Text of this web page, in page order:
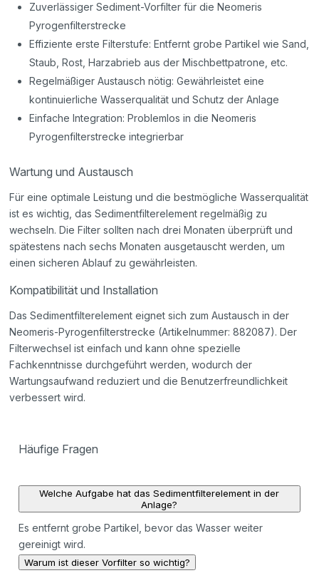
Zuverlässiger Sediment-Vorfilter für die Neomeris
Pyrogenfilterstrecke
Effiziente erste Filterstufe: Entfernt grobe Partikel wie Sand,
Staub, Rost, Harzabrieb aus der Mischbettpatrone, etc.
Regelmäßiger Austausch nötig: Gewährleistet eine
kontinuierliche Wasserqualität und Schutz der Anlage
Einfache Integration: Problemlos in die Neomeris
Pyrogenfilterstrecke integrierbar
Wartung und Austausch
Für eine optimale Leistung und die bestmögliche Wasserqualität
ist es wichtig, das Sedimentfilterelement regelmäßig zu
wechseln. Die Filter sollten nach drei Monaten überprüft und
spätestens nach sechs Monaten ausgetauscht werden, um
einen sicheren Ablauf zu gewährleisten.
Kompatibilität und Installation
Das Sedimentfilterelement eignet sich zum Austausch in der
Neomeris-Pyrogenfilterstrecke (Artikelnummer: 882087). Der
Filterwechsel ist einfach und kann ohne spezielle
Fachkenntnisse durchgeführt werden, wodurch der
Wartungsaufwand reduziert und die Benutzerfreundlichkeit
verbessert wird.
Häufige Fragen
Welche Aufgabe hat das Sedimentfilterelement in der
Anlage?
Es entfernt grobe Partikel, bevor das Wasser weiter
gereinigt wird.
Warum ist dieser Vorfilter so wichtig?